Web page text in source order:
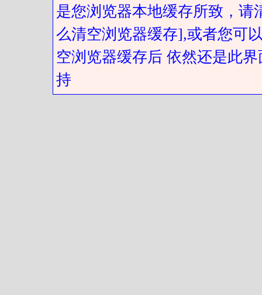
是您浏览器本地缓存所致，
么清空浏览器缓存],或者您可
空浏览器缓存后 依然还是此
持